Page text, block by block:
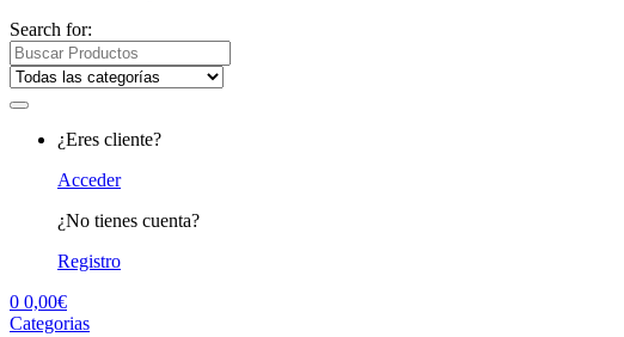
Search for:
¿Eres cliente?
Acceder
¿No tienes cuenta?
Registro
0 0,00€
Categorias